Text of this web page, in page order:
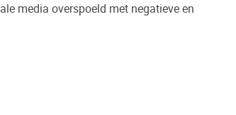
media overspoeld met negatieve en